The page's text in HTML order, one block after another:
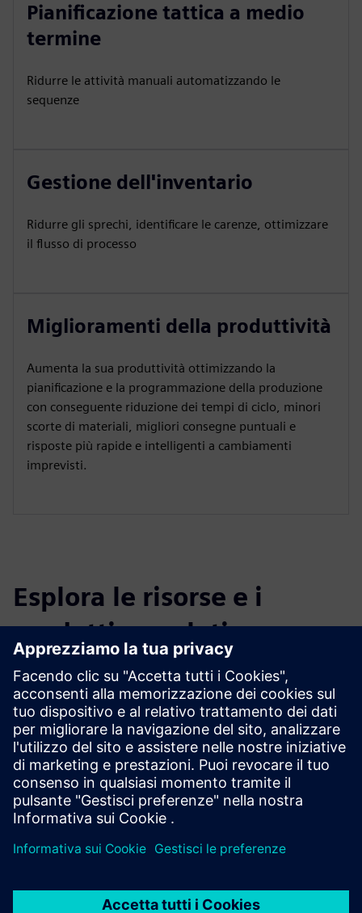
Pianificazione tattica a medio
termine
Ridurre le attività manuali automatizzando le
sequenze
Gestione dell'inventario
Ridurre gli sprechi, identificare le carenze, ottimizzare
il flusso di processo
Miglioramenti della produttività
Aumenta la sua produttività ottimizzando la
pianificazione e la programmazione della produzione
con conseguente riduzione dei tempi di ciclo, minori
scorte di materiali, migliori consegne puntuali e
risposte più rapide e intelligenti a cambiamenti
imprevisti.
Esplora le risorse e i
prodotti correlati
Informazioni e risorse aggiuntive
Casi d'uso industriali di aziende reali
Pagina web di NEO Europe
Storie di successo di NEO
Opcenter APS: Pianificazione e programmazione avanzate